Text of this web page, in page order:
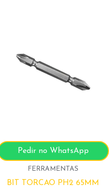
Pedir no WhatsApp
FERRAMENTAS
BIT TORCAO PH2 65MM